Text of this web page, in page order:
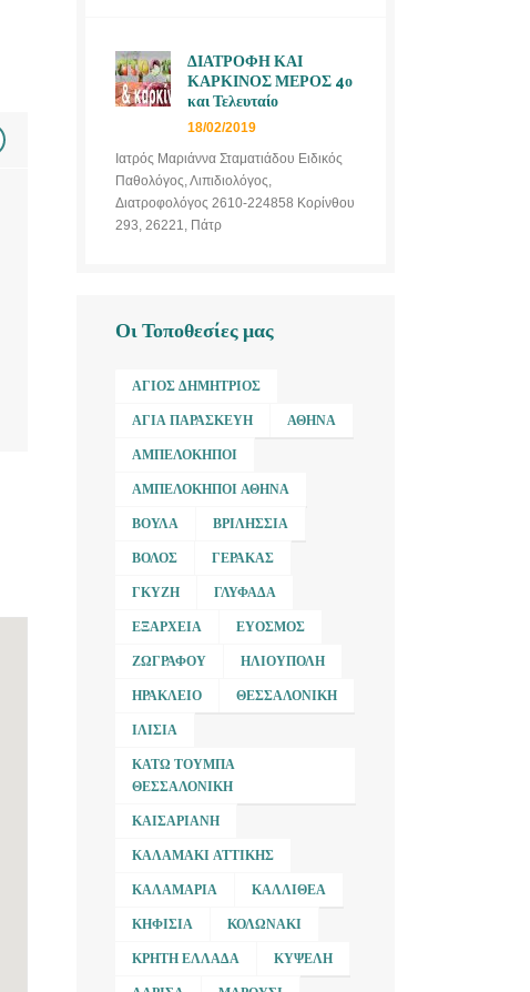
ΔΙΑΤΡΟΦΗ ΚΑΙ
ΚΑΡΚΙΝΟΣ ΜΕΡΟΣ 4ο
και Τελευταίο
18/02/2019
Ιατρός Μαριάννα Σταματιάδου Ειδικός
Παθολόγος, Λιπιδιολόγος,
Διατροφολόγος 2610-224858 Κορίνθου
293, 26221, Πάτρ
Οι Τοποθεσίες μας
ΆΓΙΟΣ ΔΗΜΉΤΡΙΟΣ
ΑΓΊΑ ΠΑΡΑΣΚΕΥΉ ΑΘΉΝΑ
ΑΜΠΕΛΌΚΗΠΟΙ
ΑΜΠΕΛΌΚΗΠΟΙ ΑΘΉΝΑ
ΒΟΎΛΑ ΒΡΙΛΉΣΣΙΑ
ΒΌΛΟΣ ΓΈΡΑΚΑΣ
ΓΚΎΖΗ ΓΛΥΦΆΔΑ
ΕΞΆΡΧΕΙΑ ΕΎΟΣΜΟΣ
ΖΩΓΡΆΦΟΥ ΗΛΙΟΎΠΟΛΗ
ΗΡΆΚΛΕΙΟ ΘΕΣΣΑΛΟΝΊΚΗ
ΙΛΊΣΙΑ
ΚΆΤΩ ΤΟΎΜΠΑ
ΘΕΣΣΑΛΟΝΊΚΗ
ΚΑΙΣΑΡΙΑΝΉ
ΚΑΛΑΜΆΚΙ ΑΤΤΙΚΉΣ
ΚΑΛΑΜΑΡΙΆ ΚΑΛΛΙΘΈΑ
ΚΗΦΙΣΙΆ ΚΟΛΩΝΆΚΙ
ΚΡΉΤΗ ΕΛΛΆΔΑ ΚΥΨΈΛΗ